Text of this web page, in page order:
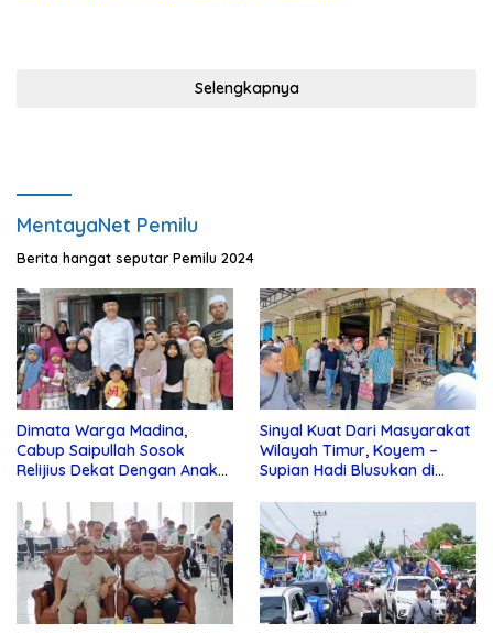
Selengkapnya
MentayaNet Pemilu
Berita hangat seputar Pemilu 2024
Dimata Warga Madina,
Cabup Saipullah Sosok
Relijius Dekat Dengan Anak
Sinyal Kuat Dari Masyarakat
Wilayah Timur, Koyem –
Supian Hadi Blusukan di